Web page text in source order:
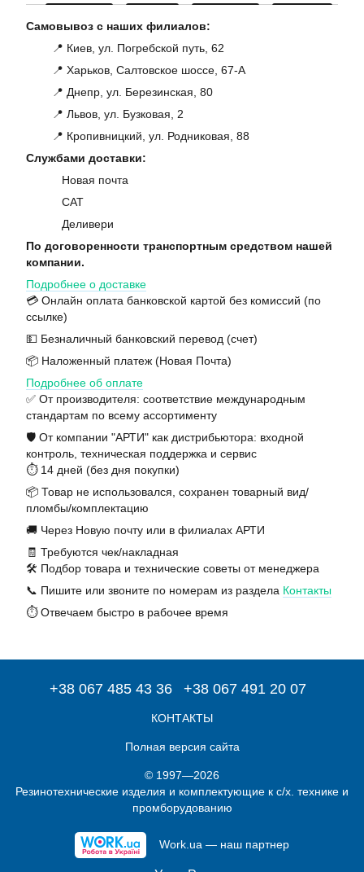
Самовывоз с наших филиалов:
📍 Киев, ул. Погребской путь, 62
📍 Харьков, Салтовское шоссе, 67-А
📍 Днепр, ул. Березинская, 80
📍 Львов, ул. Бузковая, 2
📍 Кропивницкий, ул. Родниковая, 88
Службами доставки:
Новая почта
САТ
Деливери
По договоренности транспортным средством нашей
компании.
Подробнее о доставке
💳 Онлайн оплата банковской картой без комиссий (по
ссылке)
💵 Безналичный банковский перевод (счет)
📦 Наложенный платеж (Новая Почта)
Подробнее об оплате
✅ От производителя: соответствие международным
стандартам по всему ассортименту
🛡️ От компании "АРТИ" как дистрибьютора: входной
контроль, техническая поддержка и сервис
⏱️ 14 дней (без дня покупки)
📦 Товар не использовался, сохранен товарный вид/
пломбы/комплектацию
🚚 Через Новую почту или в филиалах АРТИ
🧾 Требуются чек/накладная
🛠️ Подбор товара и технические советы от менеджера
📞 Пишите или звоните по номерам из раздела Контакты
⏱️ Отвечаем быстро в рабочее время
+38 067 485 43 36 +38 067 491 20 07
КОНТАКТЫ
Полная версия сайта
© 1997—2026
Резинотехнические изделия и комплектующие к с/х. технике и
промборудованию
Work.ua — наш партнер